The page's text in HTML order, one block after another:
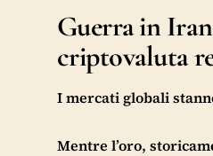
Guerra in
criptovaluta
I mercati globali
Mentre l’oro,